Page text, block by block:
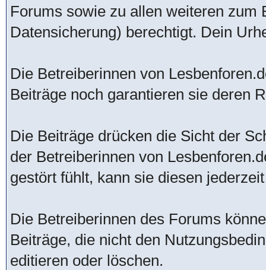
Forums sowie zu allen weiteren zum
Datensicherung) berechtigt. Dein
Die Betreiberinnen von
Beiträge noch garantieren sie deren
Die Beiträge drücken die Sicht der
der Betreiberinnen von
gestört fühlt, kann sie diesen
Die Betreiberinnen des Forums
Beiträge, die nicht den
editieren oder löschen.